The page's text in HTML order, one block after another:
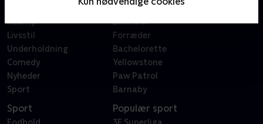
Reality
Livsstil
Underholdning
Comedy
Nyheder
Sport
X Factor
Bachelor
Forræder
Bachelorette
Yellowstone
Paw Patrol
Barnaby
Sport Populær sport